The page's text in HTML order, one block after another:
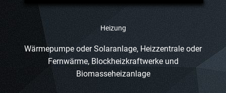
Heizung
Wärmepumpe oder Solaranlage, Heizzentrale oder
Fernwärme, Blockheizkraftwerke und
Biomasseheizanlage